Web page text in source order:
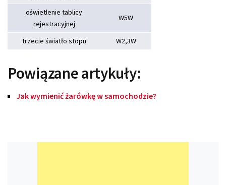
oświetlenie tablicy
rejestracyjnej
W5W
trzecie światło stopu W2,3W
Powiązane artykuły:
Jak wymienić żarówkę w samochodzie?